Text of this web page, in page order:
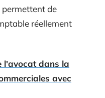
permettent de
réellement
l'avocat dans la
avec